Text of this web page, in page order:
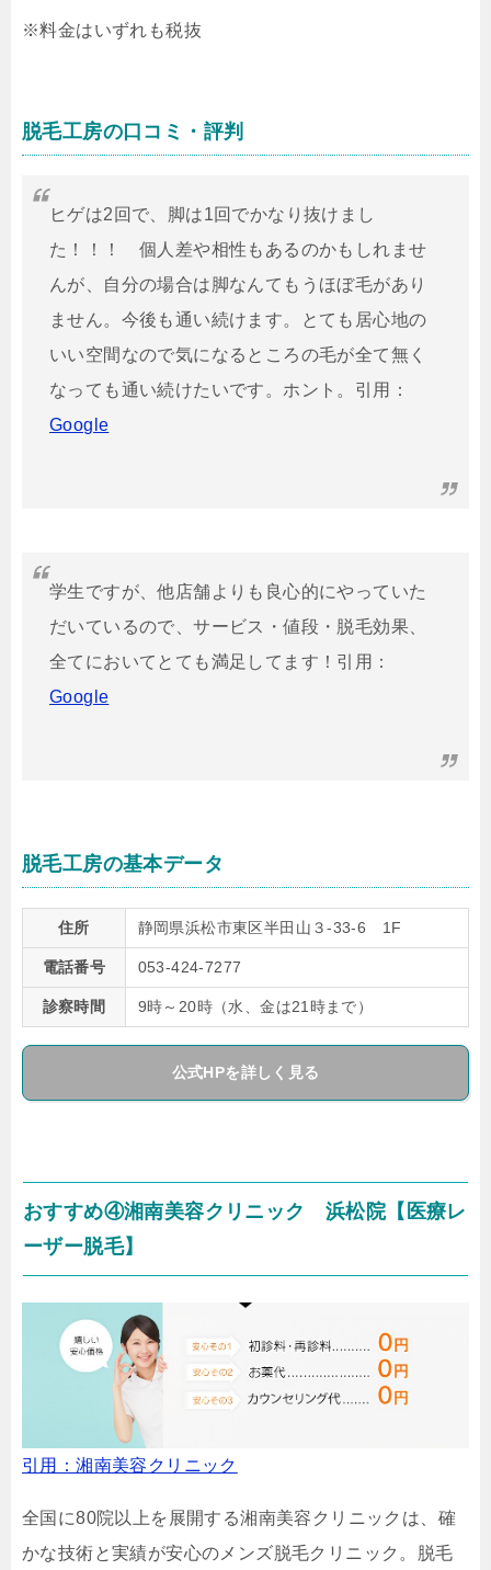
※料金はいずれも税抜
脱毛工房の口コミ・評判
ヒゲは2回で、脚は1回でかなり抜けまし
た！！！ 個人差や相性もあるのかもしれませ
んが、自分の場合は脚なんてもうほぼ毛があり
ません。今後も通い続けます。とても居心地の
いい空間なので気になるところの毛が全て無く
なっても通い続けたいです。ホント。引用：
Google
学生ですが、他店舗よりも良心的にやっていた
だいているので、サービス・値段・脱毛効果、
全てにおいてとても満足してます！引用：
Google
脱毛工房の基本データ
住所 静岡県浜松市東区半田山３-33-6 1F
電話番号 053-424-7277
診察時間 9時～20時（水、金は21時まで）
公式HPを詳しく見る
おすすめ④湘南美容クリニック 浜松院【医療レ
ーザー脱毛】
引用：湘南美容クリニック
全国に80院以上を展開する湘南美容クリニックは、確
かな技術と実績が安心のメンズ脱毛クリニック。脱毛